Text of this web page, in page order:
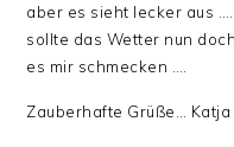
aber es sieht lecker aus
sollte das Wetter nun
es mir schmecken ….
Zauberhafte Grüße… Katja